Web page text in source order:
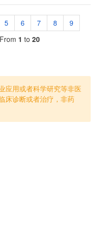
5 6 7 8
9
From 1 to 20
应用或者科学研究等非医
床诊断或者治疗，非药